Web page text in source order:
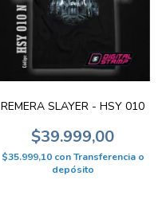
REMERA SLAYER - HSY 010
$39.999,00
$35.999,10 con Transferencia o
depósito